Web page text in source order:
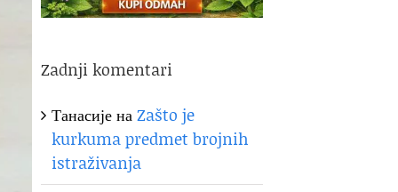
Zadnji komentari
ТанасијенаZašto je
kurkuma predmet brojnih
istraživanja